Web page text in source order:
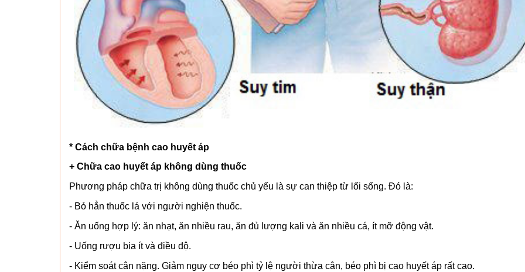
* Cách chữa bệnh cao huyết áp
+ Chữa cao huyết áp không dùng thuốc
Phương pháp chữa trị không dùng thuốc chủ yếu là sự can thiệp từ lối sống. Đó là:
- Bỏ hẳn thuốc lá với người nghiện thuốc.
- Ăn uống hợp lý: ăn nhạt, ăn nhiều rau, ăn đủ lượng kali và ăn nhiều cá, ít mỡ động vật.
- Uống rượu bia ít và điều độ.
- Kiểm soát cân nặng. Giảm nguy cơ béo phì tỷ lệ người thừa cân, béo phì bị cao huyết áp rất cao.